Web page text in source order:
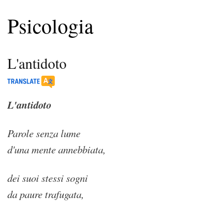
Psicologia
L'antidoto
L'antidoto
Parole senza lume
d'una mente annebbiata,
dei suoi stessi sogni
da paure trafugata,